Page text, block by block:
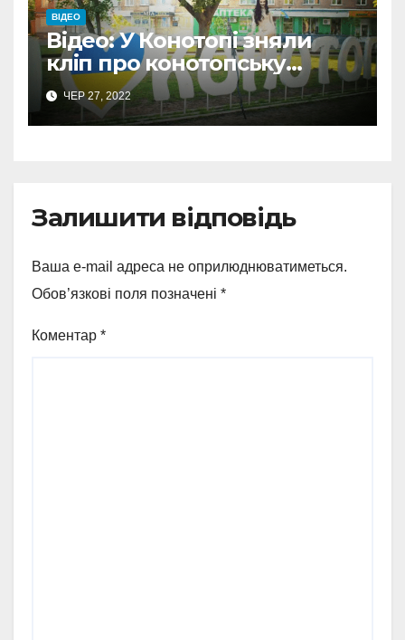
ВІДЕО
Відео: У Конотопі зняли
кліп про конотопську
відьму
ЧЕР 27, 2022
Залишити відповідь
Ваша e-mail адреса не оприлюднюватиметься.
Обов’язкові поля позначені *
Коментар *